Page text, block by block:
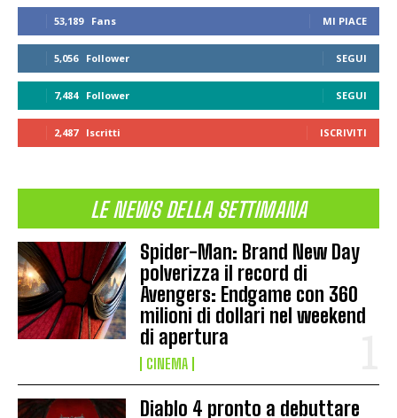
53,189 Fans MI PIACE
5,056 Follower SEGUI
7,484 Follower SEGUI
2,487 Iscritti ISCRIVITI
LE NEWS DELLA SETTIMANA
Spider-Man: Brand New Day
polverizza il record di
Avengers: Endgame con 360
milioni di dollari nel weekend
di apertura
CINEMA
Diablo 4 pronto a debuttare